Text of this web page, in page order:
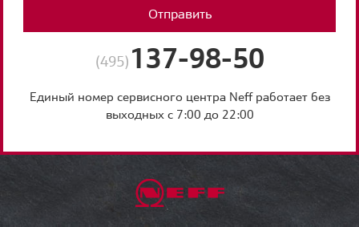
Отправить
(495) 137-98-50
Единый номер сервисного центра Neff работает без
выходных с 7:00 до 22:00